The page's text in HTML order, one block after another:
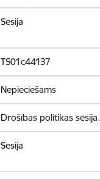
Sesija
TS01c44137
Nepieciešams
Drošības politikas sesija.
Sesija